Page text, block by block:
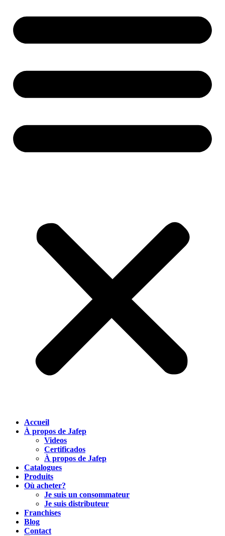
Accueil
À propos de Jafep
Videos
Certificados
À propos de Jafep
Catalogues
Produits
Où acheter?
Je suis un consommateur
Je suis distributeur
Franchises
Blog
Contact